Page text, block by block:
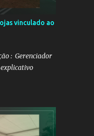
vinculado ao
: Gerenciador